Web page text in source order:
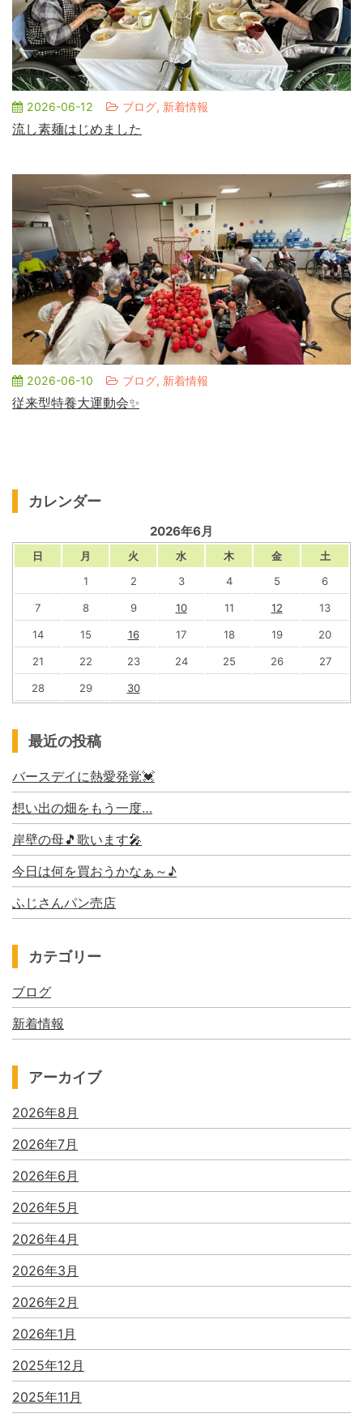
2026-06-12 ブログ, 新着情報
流し素麺はじめました
2026-06-10 ブログ, 新着情報
従来型特養大運動会✨
カレンダー
2026年6月
日 月 火 水 木 金
土
1
2 3 4 5 6
7 8 9 10 11 12 13
14 15 16 17 18 19 20
21 22 23 24 25 26 27
28 29 30
最近の投稿
バースデイに熱愛発覚💓
想い出の畑をもう一度…
岸壁の母🎵歌います🎤
今日は何を買おうかなぁ～♪
ふじさんパン売店
カテゴリー
ブログ
新着情報
アーカイブ
2026年8月
2026年7月
2026年6月
2026年5月
2026年4月
2026年3月
2026年2月
2026年1月
2025年12月
2025年11月